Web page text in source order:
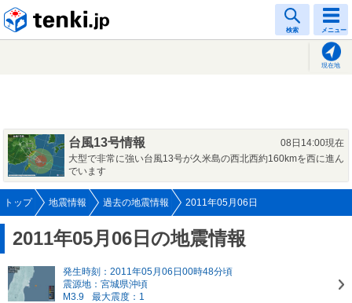
検索 メニュー
現在地
台風13号情報
08日14:00現在
大型で非常に強い台風13号が久米島の西北西約160kmを西に進ん
でいます
トップ 地震情報 過去の地震情報 2011年05月06日
2011年05月06日の地震情報
発生時刻：2011年05月06日00時48分頃
震源地：宮城県沖頃
M3.9
最大震度：1